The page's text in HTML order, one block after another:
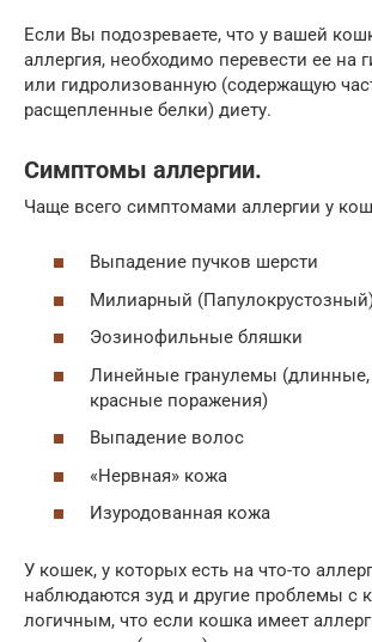
Если Вы подозреваете, что у вашей
аллергия, необходимо перевести ее на
или гидролизованную (содержащую
расщепленные белки) диету.
Симптомы аллергии.
Чаще всего симптомами аллергии у
Выпадение пучков шерсти
Милиарный
Эозинофильные бляшки
Линейные гранулемы (длинные,
красные поражения)
Выпадение волос
«Нервная» кожа
Изуродованная кожа
У кошек, у которых есть на что-то
наблюдаются зуд и другие проблемы с
логичным, что если кошка имеет